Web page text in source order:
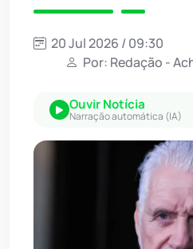
20 Jul 2026 / 09:30
Por: Redação -
Ouvir Notícia
Narração automática (IA)